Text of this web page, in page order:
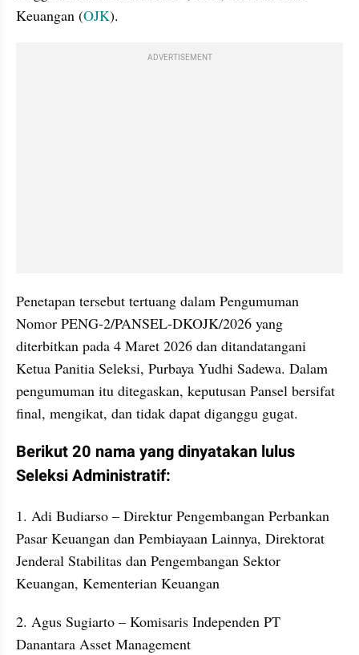
Keuangan (OJK).
ADVERTISEMENT
Penetapan tersebut tertuang dalam Pengumuman
Nomor PENG-2/PANSEL-DKOJK/2026 yang
diterbitkan pada 4 Maret 2026 dan ditandatangani
Ketua Panitia Seleksi, Purbaya Yudhi Sadewa. Dalam
pengumuman itu ditegaskan, keputusan Pansel bersifat
final, mengikat, dan tidak dapat diganggu gugat.
Berikut 20 nama yang dinyatakan lulus
Seleksi Administratif:
1. Adi Budiarso – Direktur Pengembangan Perbankan
Pasar Keuangan dan Pembiayaan Lainnya, Direktorat
Jenderal Stabilitas dan Pengembangan Sektor
Keuangan, Kementerian Keuangan
2. Agus Sugiarto – Komisaris Independen PT
Danantara Asset Management